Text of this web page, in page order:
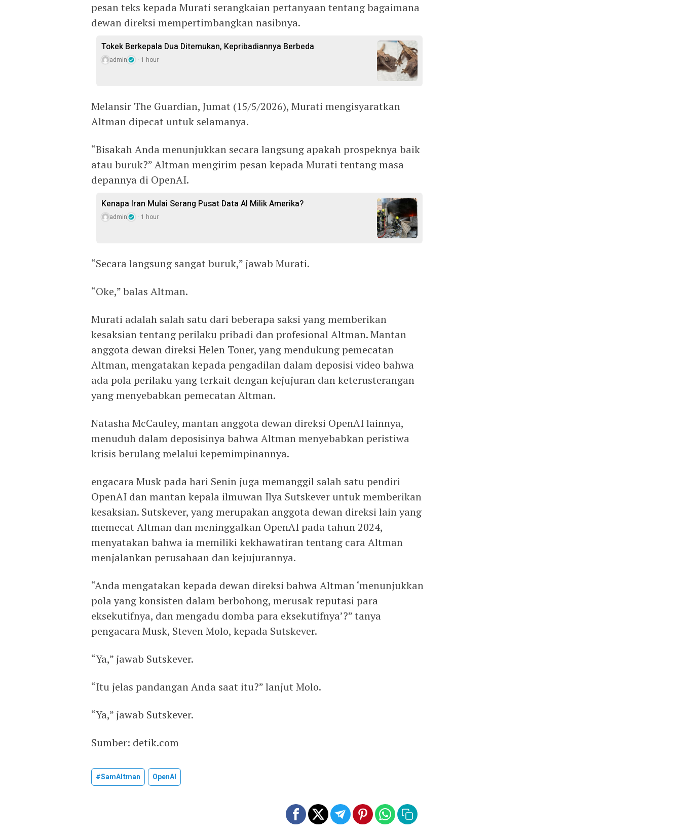
pesan teks kepada Murati serangkaian pertanyaan tentang bagaimana
dewan direksi mempertimbangkan nasibnya.
Tokek Berkepala Dua Ditemukan, Kepribadiannya Berbeda
admin 1 hour
Melansir The Guardian, Jumat (15/5/2026), Murati mengisyaratkan
Altman dipecat untuk selamanya.
“Bisakah Anda menunjukkan secara langsung apakah prospeknya baik
atau buruk?” Altman mengirim pesan kepada Murati tentang masa
depannya di OpenAI.
Kenapa Iran Mulai Serang Pusat Data AI Milik Amerika?
admin 1 hour
“Secara langsung sangat buruk,” jawab Murati.
“Oke,” balas Altman.
Murati adalah salah satu dari beberapa saksi yang memberikan
kesaksian tentang perilaku pribadi dan profesional Altman. Mantan
anggota dewan direksi Helen Toner, yang mendukung pemecatan
Altman, mengatakan kepada pengadilan dalam deposisi video bahwa
ada pola perilaku yang terkait dengan kejujuran dan keterusterangan
yang menyebabkan pemecatan Altman.
Natasha McCauley, mantan anggota dewan direksi OpenAI lainnya,
menuduh dalam deposisinya bahwa Altman menyebabkan peristiwa
krisis berulang melalui kepemimpinannya.
engacara Musk pada hari Senin juga memanggil salah satu pendiri
OpenAI dan mantan kepala ilmuwan Ilya Sutskever untuk memberikan
kesaksian. Sutskever, yang merupakan anggota dewan direksi lain yang
memecat Altman dan meninggalkan OpenAI pada tahun 2024,
menyatakan bahwa ia memiliki kekhawatiran tentang cara Altman
menjalankan perusahaan dan kejujurannya.
“Anda mengatakan kepada dewan direksi bahwa Altman ‘menunjukkan
pola yang konsisten dalam berbohong, merusak reputasi para
eksekutifnya, dan mengadu domba para eksekutifnya’?” tanya
pengacara Musk, Steven Molo, kepada Sutskever.
“Ya,” jawab Sutskever.
“Itu jelas pandangan Anda saat itu?” lanjut Molo.
“Ya,” jawab Sutskever.
Sumber: detik.com
#SamAltman OpenAI